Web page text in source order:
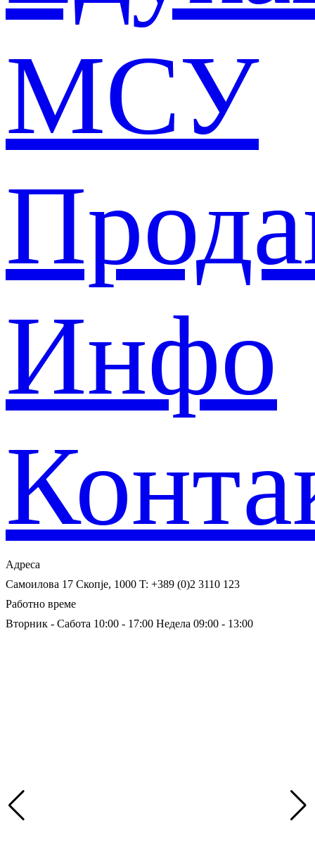
МСУ
Инфо
Адреса
Самоилова 17 Скопје, 1000 T: +389 (0)2 3110 123
Работно време
Вторник - Сабота 10:00 - 17:00 Недела 09:00 - 13:00